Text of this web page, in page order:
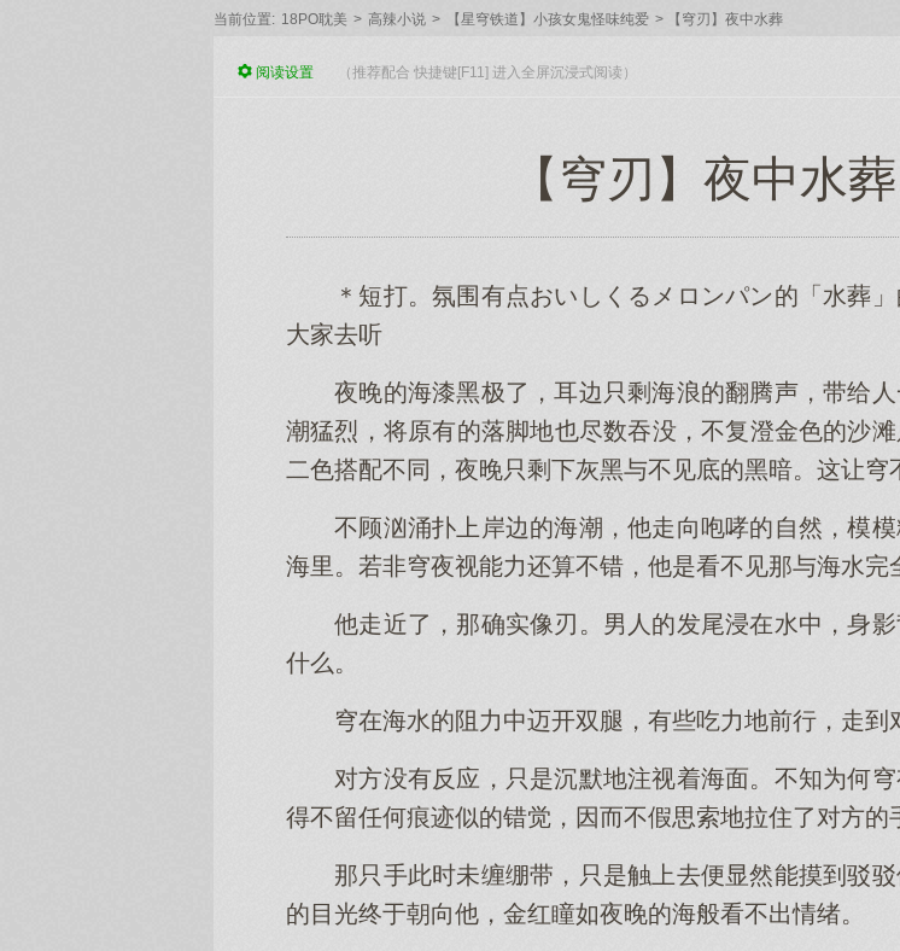
当前位置: 18PO耽美 > 高辣小说 > 【星穹铁道】小孩女鬼怪味纯爱 > 【穹刃】夜中水葬
阅读设置 （推荐配合 快捷键[F11] 进入全屏沉浸式阅读）
【穹刃】夜中水
＊短打。氛围有点おいしくるメロンパン的「水葬
大家去听
夜晚的海漆黑极了，耳边只剩海浪的翻腾声，带给
潮猛烈，将原有的落脚地也尽数吞没，不复澄金色的沙
二色搭配不同，夜晚只剩下灰黑与不见底的黑暗。这让穹
不顾汹涌扑上岸边的海潮，他走向咆哮的自然，模
海里。若非穹夜视能力还算不错，他是看不见那与海水完
他走近了，那确实像刃。男人的发尾浸在水中，身
什么。
穹在海水的阻力中迈开双腿，有些吃力地前行，走到
对方没有反应，只是沉默地注视着海面。不知为何
得不留任何痕迹似的错觉，因而不假思索地拉住了对方的
那只手此时未缠绷带，只是触上去便显然能摸到驳
的目光终于朝向他，金红瞳如夜晚的海般看不出情绪。